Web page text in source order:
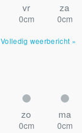
vr za
0cm
0cm
Volledig weerbericht »
zo ma
0cm 0cm